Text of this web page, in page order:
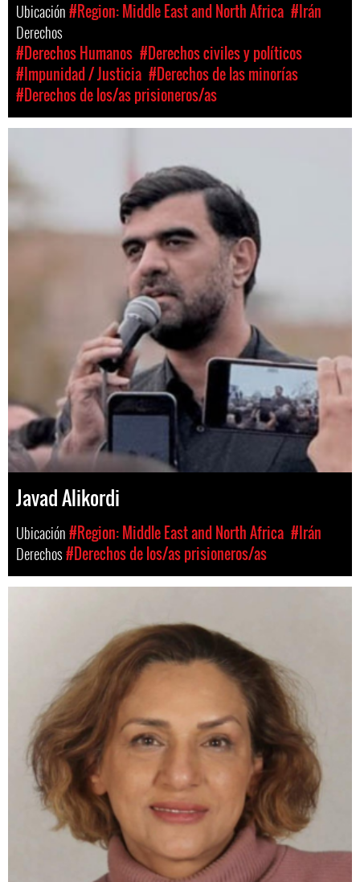
Ubicación#Region: Middle East and North Africa #Irán
Derechos
#Derechos Humanos #Derechos civiles y políticos
#Impunidad / Justicia #Derechos de las minorías
#Derechos de los/as prisioneros/as
Javad Alikordi
Ubicación#Region: Middle East and North Africa #Irán
Derechos#Derechos de los/as prisioneros/as